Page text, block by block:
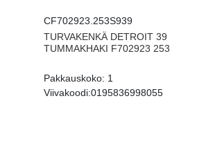
CF702923.253S939
TURVAKENKÄ DETROIT 39
TUMMAKHAKI F702923 253
Pakkauskoko: 1
Viivakoodi:0195836998055